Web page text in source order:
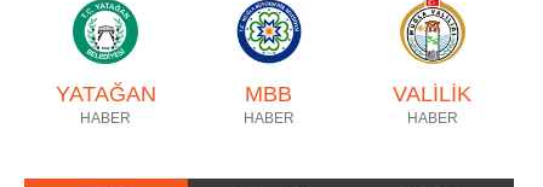
YATAĞAN
HABER
MBB
HABER
VALİLİK
HABER